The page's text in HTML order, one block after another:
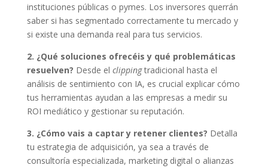
instituciones públicas o pymes. Los inversores querrán
saber si has segmentado correctamente tu mercado y
si existe una demanda real para tus servicios.
2. ¿Qué soluciones ofrecéis y qué problemáticas
resuelven? Desde el clippingtradicional hasta el
análisis de sentimiento con IA, es crucial explicar cómo
tus herramientas ayudan a las empresas a medir su
ROI mediático y gestionar su reputación.
3. ¿Cómo vais a captar y retener clientes? Detalla
tu estrategia de adquisición, ya sea a través de
consultoría especializada, marketing digital o alianzas